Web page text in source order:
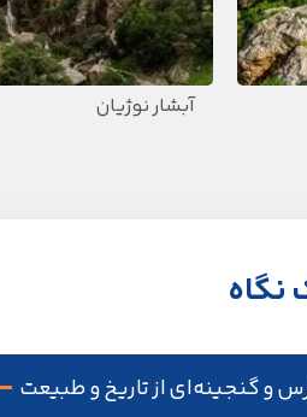
آبشار نوژیان
نگاه
و گنجینه‌ای از تاریخ و طبیعت